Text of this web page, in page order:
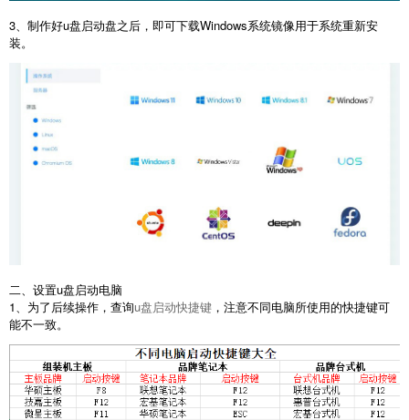
3、制作好u盘启动盘之后，即可下载Windows系统镜像用于系统重新安
装。
二、设置u盘启动电脑
1、为了后续操作，查询u盘启动快捷键 ，注意不同电脑所使用的快捷键可
能不一致。